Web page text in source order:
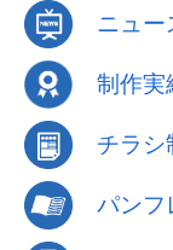
ニュー
制作実
チラシ
パンフ